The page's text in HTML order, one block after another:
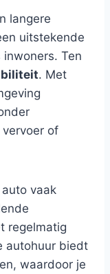
langere
uitstekende
Ten
. Met
of
vaak
regelmatig
autohuur biedt
waardoor je